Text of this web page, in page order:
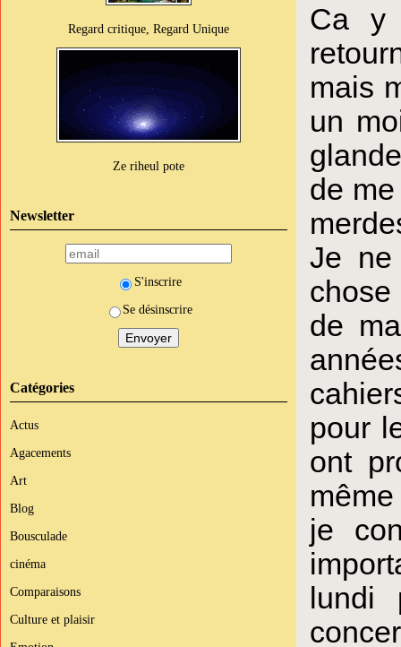
Regard critique, Regard Unique
Ze riheul pote
Newsletter
S'inscrire
Se désinscrire
Catégories
Actus
Agacements
Art
Blog
Bousculade
cinéma
Comparaisons
Culture et plaisir
Ca y
mais
un
de
Je ne
de
pour
ont
je
lundi